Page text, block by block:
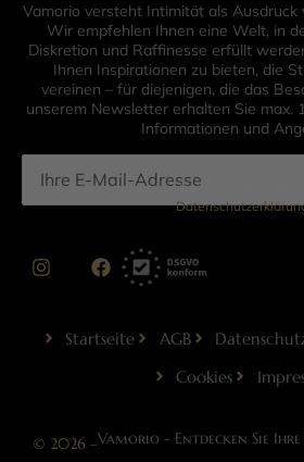
Vamorio versteht Intimität als Ausdruck
Wir empfehlen Ihnen eine Welt, in
Diskretion und Raffinesse erfüllt
Ihnen Inspirationen zu bieten, die
vereinen – für diejenigen, die das
unserem Newsletter erhalten Sie max.
Informationen und
Informationen zur Datenverarbeitung
Startseite AGB
Cookies
© 2026 –Vamorio - Entdecken Sie